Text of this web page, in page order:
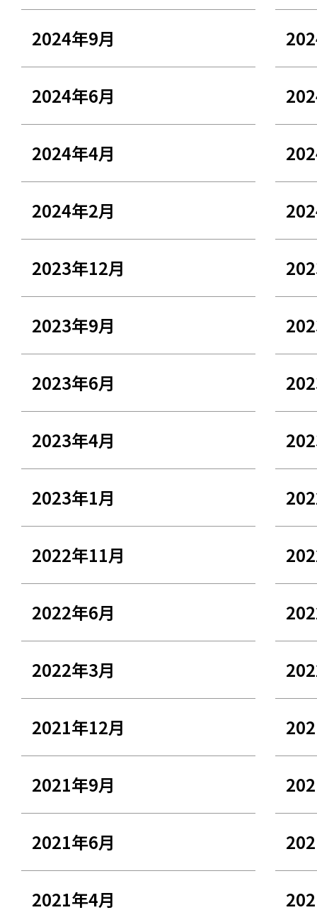
2024年9月
2024年6月
2024年4月
2024年2月
2023年12月
2023年9月
2023年6月
2023年4月
2023年1月
2022年11月
2022年6月
2022年3月
2021年12月
2021年9月
2021年6月
2021年4月